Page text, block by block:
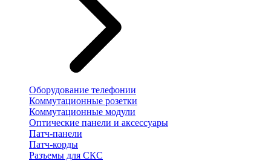
Оборудование телефонии
Коммутационные розетки
Коммутационные модули
Оптические панели и аксессуары
Патч-панели
Патч-корды
Разъемы для СКС